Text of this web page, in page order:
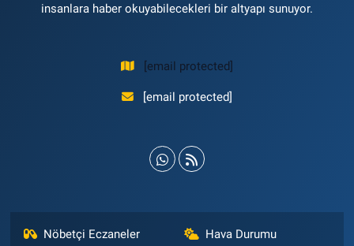
insanlara haber okuyabilecekleri bir altyapı sunuyor.
[email protected]
[email protected]
Nöbetçi Eczaneler Hava Durumu